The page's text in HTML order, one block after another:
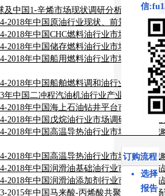
及中国1-辛烯市场现状调研分析报告
2018年中国原油行业现状、前景、发展趋
告2018年中国CHC燃料油行业市场深度调
2018年中国储存燃料油行业市场深度调研
2018年中国船用燃料油行业市场深度调研
2018年中国船舶燃料调和油行业市场深度
报告
年中国二冲程汽油机油行业产业链发展前
2018年中国海上石油钻井平台市场全景调
2018年中国戊烷油行业市场调研与战略规
2018年中国高温导热油行业市场调研与战
2018年中国高温导热油行业市场调研与战
2018年中国润滑油基础油行业市场调研与
告2018年中国润滑油添加剂行业市场调研与
告2015年中国马来酸-丙烯酸共聚物行业市
信
订购流程
选择
报告